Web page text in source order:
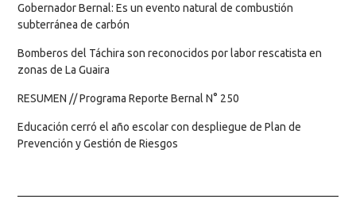
Gobernador Bernal: Es un evento natural de combustión
subterránea de carbón
Bomberos del Táchira son reconocidos por labor rescatista en
zonas de La Guaira
RESUMEN // Programa Reporte Bernal N° 250
Educación cerró el año escolar con despliegue de Plan de
Prevención y Gestión de Riesgos